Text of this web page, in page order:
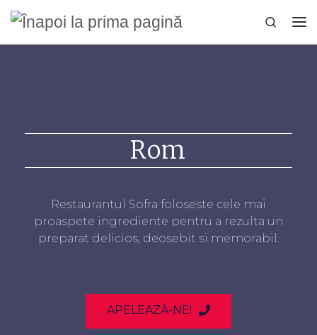
Sari la conținut Search
Rom
Restaurantul Sofra foloseste cele mai
proaspete ingrediente pentru a rezulta un
preparat delicios, deosebit si memorabil.
APELEAZĂ-NE!